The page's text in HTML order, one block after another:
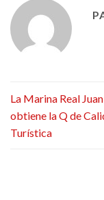
La Marina Real
obtiene la Q de
Turística